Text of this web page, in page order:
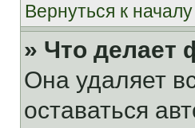
Вернуться к началу
» Что делает
Она удаляет
оставаться